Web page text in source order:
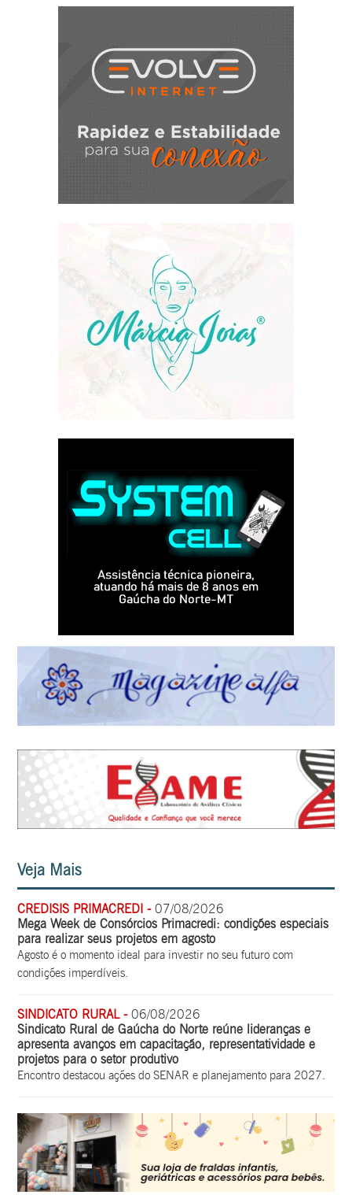
Veja Mais
CREDISIS PRIMACREDI -07/08/2026
Mega Week de Consórcios Primacredi: condições especiais
para realizar seus projetos em agosto
Agosto é o momento ideal para investir no seu futuro com
condições imperdíveis.
SINDICATO RURAL -06/08/2026
Sindicato Rural de Gaúcha do Norte reúne lideranças e
apresenta avanços em capacitação, representatividade e
projetos para o setor produtivo
Encontro destacou ações do SENAR e planejamento para 2027.